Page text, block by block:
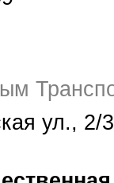
ул., 2/3